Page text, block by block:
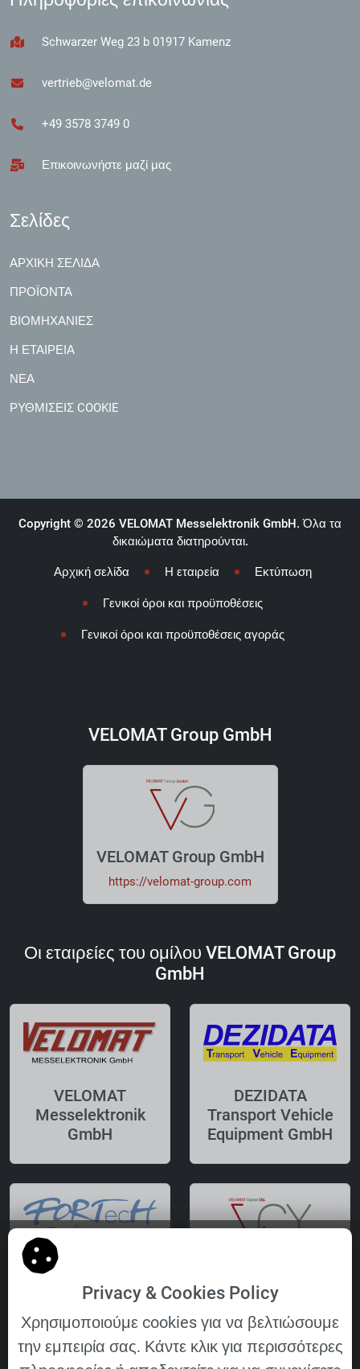
Schwarzer Weg 23 b 01917 Kamenz
vertrieb@velomat.de
+49 3578 3749 0
Επικοινωνήστε μαζί μας
Σελίδες
ΑΡΧΙΚΉ ΣΕΛΊΔΑ
ΠΡΟΪΌΝΤΑ
ΒΙΟΜΗΧΑΝΊΕΣ
Η ΕΤΑΙΡΕΊΑ
ΝΈΑ
ΡΥΘΜΊΣΕΙΣ COOKIE
Αρχική σελίδα Η εταιρεία Εκτύπωση
Γενικοί όροι και προϋποθέσεις
Γενικοί όροι και προϋποθέσεις αγοράς
Copyright © 2026 VELOMAT Messelektronik GmbH. Όλα τα
δικαιώματα διατηρούνται.
VELOMAT Group GmbH
VELOMAT Group GmbH
https://velomat-group.com
Οι εταιρείες του ομίλου VELOMAT Group
GmbH
VELOMAT
Messelektronik
GmbH
DEZIDATA
Transport Vehicle
Equipment GmbH
Software GmbH
Ltd.
Privacy & Cookies Policy
Χρησιμοποιούμε cookies για να βελτιώσουμε
την εμπειρία σας. Κάντε κλικ για περισσότερες